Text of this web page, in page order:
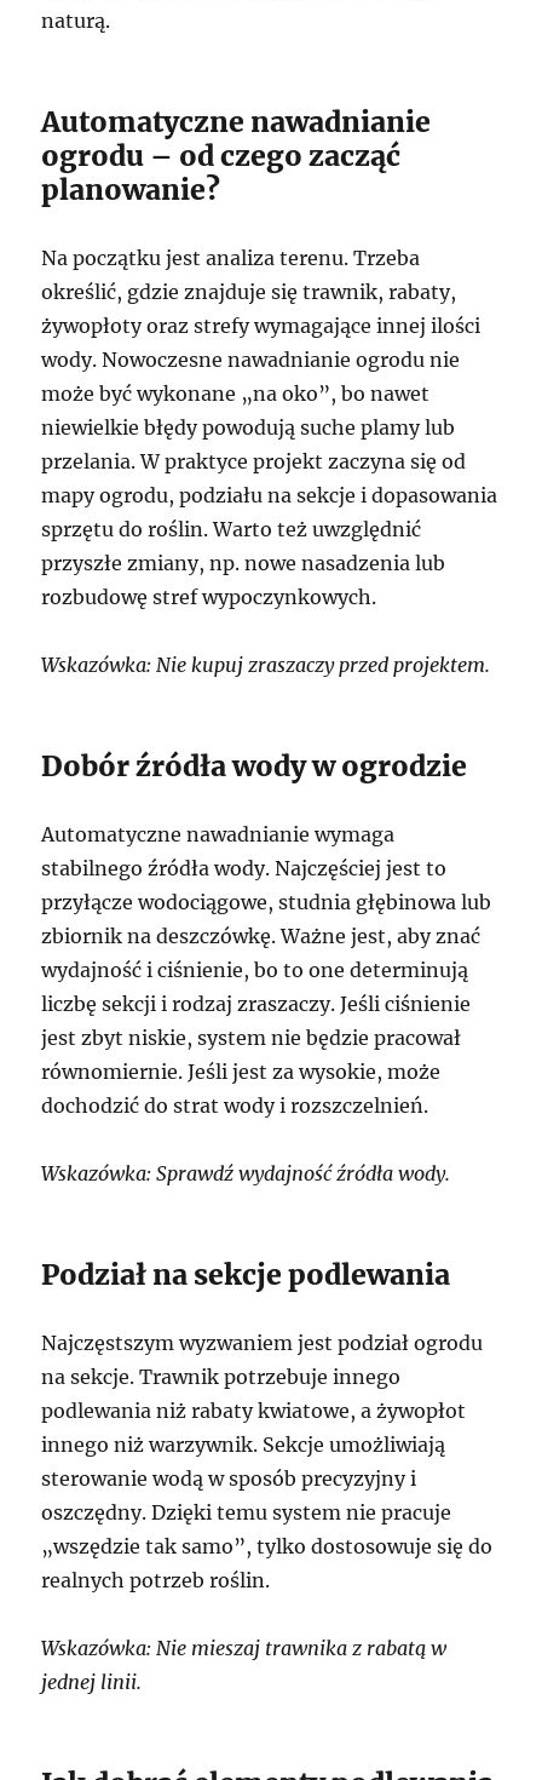
naturą.
Automatyczne nawadnianie
ogrodu – od czego zacząć
planowanie?
Na początku jest analiza terenu. Trzeba
określić, gdzie znajduje się trawnik, rabaty,
żywopłoty oraz strefy wymagające innej ilości
wody. Nowoczesne nawadnianie ogrodu nie
może być wykonane „na oko”, bo nawet
niewielkie błędy powodują suche plamy lub
przelania. W praktyce projekt zaczyna się od
mapy ogrodu, podziału na sekcje i dopasowania
sprzętu do roślin. Warto też uwzględnić
przyszłe zmiany, np. nowe nasadzenia lub
rozbudowę stref wypoczynkowych.
Wskazówka: Nie kupuj zraszaczy przed projektem.
Dobór źródła wody w ogrodzie
Automatyczne nawadnianie wymaga
stabilnego źródła wody. Najczęściej jest to
przyłącze wodociągowe, studnia głębinowa lub
zbiornik na deszczówkę. Ważne jest, aby znać
wydajność i ciśnienie, bo to one determinują
liczbę sekcji i rodzaj zraszaczy. Jeśli ciśnienie
jest zbyt niskie, system nie będzie pracował
równomiernie. Jeśli jest za wysokie, może
dochodzić do strat wody i rozszczelnień.
Wskazówka: Sprawdź wydajność źródła wody.
Podział na sekcje podlewania
Najczęstszym wyzwaniem jest podział ogrodu
na sekcje. Trawnik potrzebuje innego
podlewania niż rabaty kwiatowe, a żywopłot
innego niż warzywnik. Sekcje umożliwiają
sterowanie wodą w sposób precyzyjny i
oszczędny. Dzięki temu system nie pracuje
„wszędzie tak samo”, tylko dostosowuje się do
realnych potrzeb roślin.
Wskazówka: Nie mieszaj trawnika z rabatą w
jednej linii.